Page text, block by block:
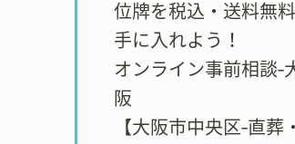
位牌を税込・送料無
手に入れよう！
オンライン事前相談‐
阪
【大阪市中央区‐直葬・